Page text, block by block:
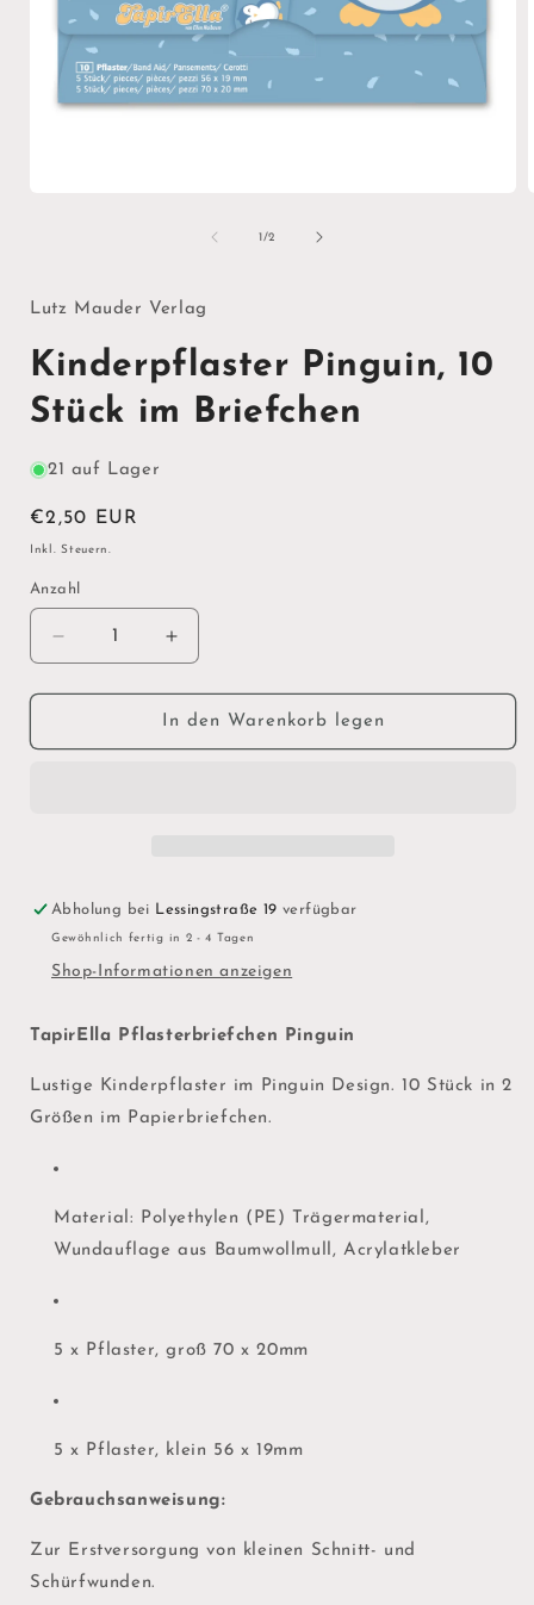
1/von
2
Lutz Mauder Verlag
Kinderpflaster Pinguin, 10
Stück im Briefchen
21 auf Lager
Normaler
Preis
€2,50 EUR
Inkl. Steuern.
Anzahl
Verringere
die
Menge
Kinderpflaster
Erhöhe
die
Menge
für
Kinderpflaster
In den Warenkorb legen
Abholung bei Lessingstraße 19 verfügbar
Gewöhnlich fertig in 2 - 4 Tagen
Shop-Informationen anzeigen
TapirElla Pflasterbriefchen Pinguin
Lustige Kinderpflaster im Pinguin Design. 10 Stück in 2
Größen im Papierbriefchen.
Material: Polyethylen (PE) Trägermaterial,
Wundauflage aus Baumwollmull, Acrylatkleber
5 x Pflaster, groß 70 x 20mm
5 x Pflaster, klein 56 x 19mm
Gebrauchsanweisung:
Zur Erstversorgung von kleinen Schnitt- und
Schürfwunden.